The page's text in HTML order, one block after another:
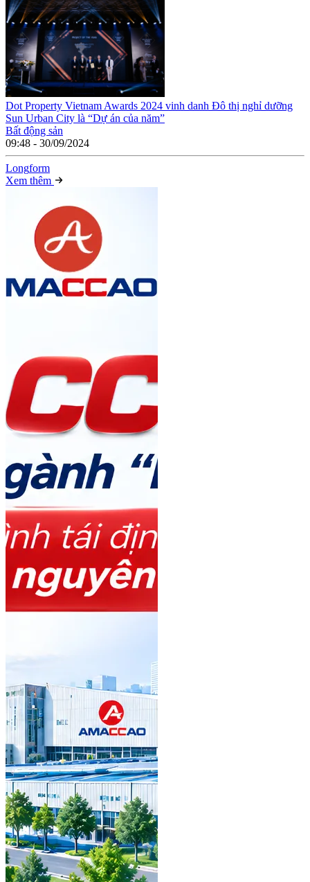
Dot Property Vietnam Awards 2024 vinh danh Đô thị nghỉ dưỡng
Sun Urban City là “Dự án của năm”
Bất động sản
09:48 - 30/09/2024
Longform
Xem thêm